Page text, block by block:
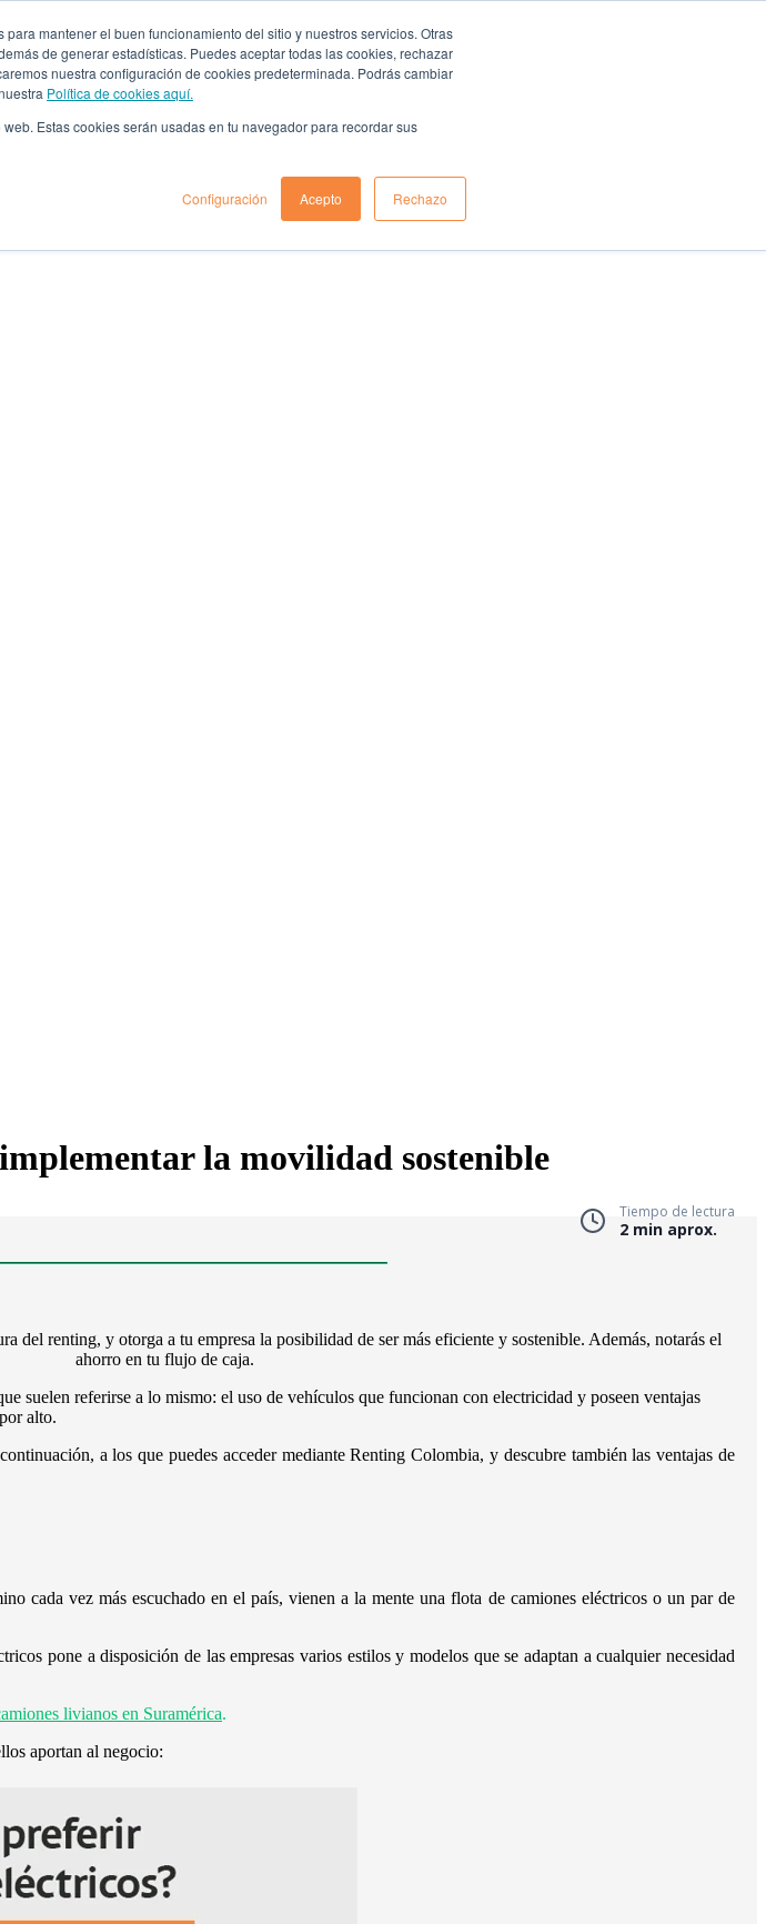
mantener el buen funcionamiento del sitio y nuestros servicios. Otras
de generar estadísticas. Puedes aceptar todas las cookies, rechazar
nuestra configuración de cookies predeterminada. Podrás cambiar
Política de cookies aquí.
Estas cookies serán usadas en tu navegador para recordar sus
Configuración Acepto Rechazo
la movilidad sostenible
Tiempo de lectura
2 min aprox.
del renting, y otorga a tu empresa la posibilidad de ser más eficiente y sostenible. Además, notarás el
ahorro en tu flujo de caja.
suelen referirse a lo mismo: el uso de vehículos que funcionan con electricidad y poseen ventajas
alto.
a los que puedes acceder mediante Renting Colombia, y descubre también las ventajas de
cada vez más escuchado en el país, vienen a la mente una flota de camiones eléctricos o un par de
pone a disposición de las empresas varios estilos y modelos que se adaptan a cualquier necesidad
livianos en Suramérica.
aportan al negocio: